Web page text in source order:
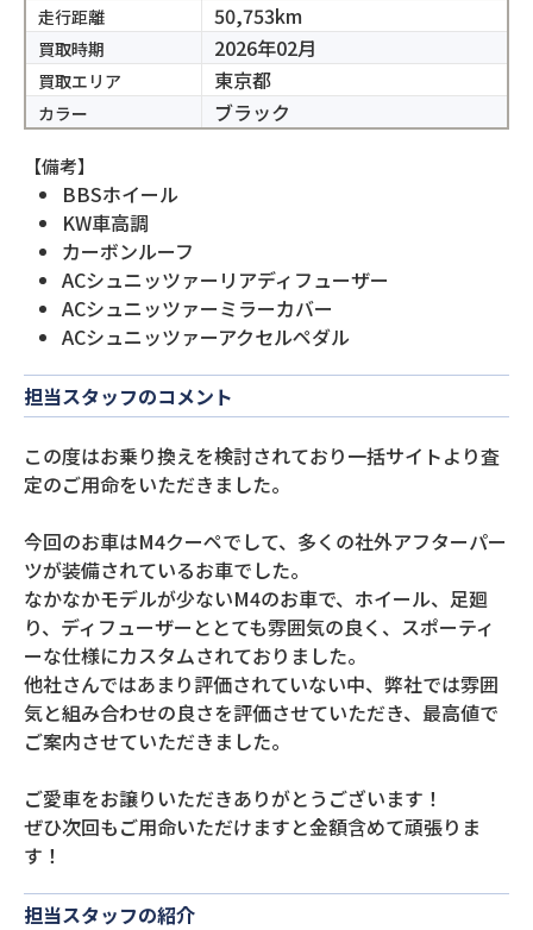
走行距離 50,753km
買取時期 2026年02月
買取エリア 東京都
カラー ブラック
【備考】
BBSホイール
KW車高調
カーボンルーフ
ACシュニッツァーリアディフューザー
ACシュニッツァーミラーカバー
ACシュニッツァーアクセルペダル
担当スタッフのコメント
この度はお乗り換えを検討されており一括サイトより査
定のご用命をいただきました。
今回のお車はM4クーペでして、多くの社外アフターパー
ツが装備されているお車でした。
なかなかモデルが少ないM4のお車で、ホイール、足廻
り、ディフューザーととても雰囲気の良く、スポーティ
ーな仕様にカスタムされておりました。
他社さんではあまり評価されていない中、弊社では雰囲
気と組み合わせの良さを評価させていただき、最高値で
ご案内させていただきました。
ご愛車をお譲りいただきありがとうございます！
ぜひ次回もご用命いただけますと金額含めて頑張りま
す！
担当スタッフの紹介